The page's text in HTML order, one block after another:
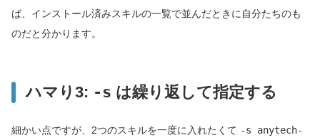
ば、インストール済みスキルの一覧で並んだときに自分たちのも
のだと分かります。
ハマり3: -s は繰り返して指定する
細かい点ですが、2つのスキルを一度に入れたくて -s anytech-